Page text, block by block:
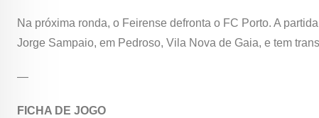
Na próxima ronda, o Feirense defronta o FC Porto. A
Jorge Sampaio, em Pedroso, Vila Nova de Gaia, e tem
—
FICHA DE JOGO